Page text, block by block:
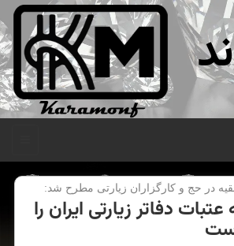
فقیه در حج و كارگزاران زیارتی مطرح شد:
دفاتر زیارتی ایران را